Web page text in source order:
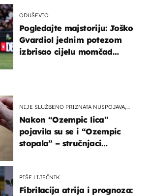
NIJE SLUŽBENO PRIZNATA NUSPOJAVA,
Nakon “Ozempic lica”
pojavila su se i “Ozempic
stopala” – stručnjaci
PIŠE LIJEČNIK
Fibrilacija atrija i prognoza:
ODUŠEVIO
Pogledajte majstoriju: Joško
Gvardiol jednim potezom
izbrisao cijelu momčad